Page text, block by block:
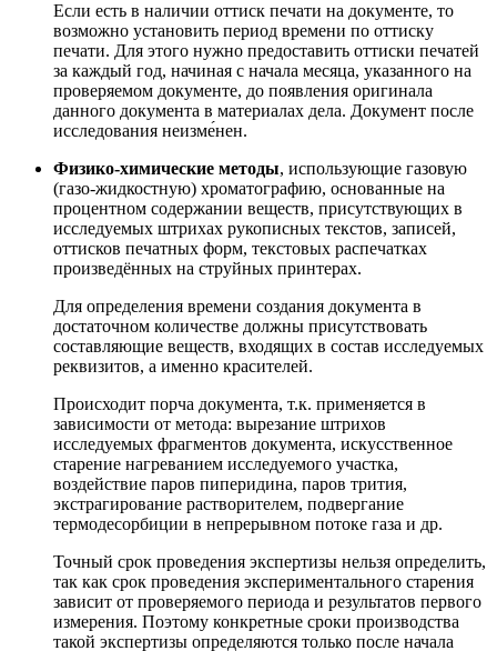
Если есть в наличии оттиск печати на документе, то
возможно установить период времени по оттиску
печати. Для этого нужно предоставить оттиски печатей
за каждый год, начиная с начала месяца, указанного на
проверяемом документе, до появления оригинала
данного документа в материалах дела. Документ после
исследования неизме́нен.
Физико-химические методы, использующие газовую
(газо-жидкостную) хроматографию, основанные на
процентном содержании веществ, присутствующих в
исследуемых штрихах рукописных текстов, записей,
оттисков печатных форм, текстовых распечатках
произведённых на струйных принтерах.
Для определения времени создания документа в
достаточном количестве должны присутствовать
составляющие веществ, входящих в состав исследуемых
реквизитов, а именно красителей.
Происходит порча документа, т.к. применяется в
зависимости от метода: вырезание штрихов
исследуемых фрагментов документа, искусственное
старение нагреванием исследуемого участка,
воздействие паров пиперидина, паров трития,
экстрагирование растворителем, подвергание
термодесорбиции в непрерывном потоке газа и др.
Точный срок проведения экспертизы нельзя определить,
так как срок проведения экспериментального старения
зависит от проверяемого периода и результатов первого
измерения. Поэтому конкретные сроки производства
такой экспертизы определяются только после начала